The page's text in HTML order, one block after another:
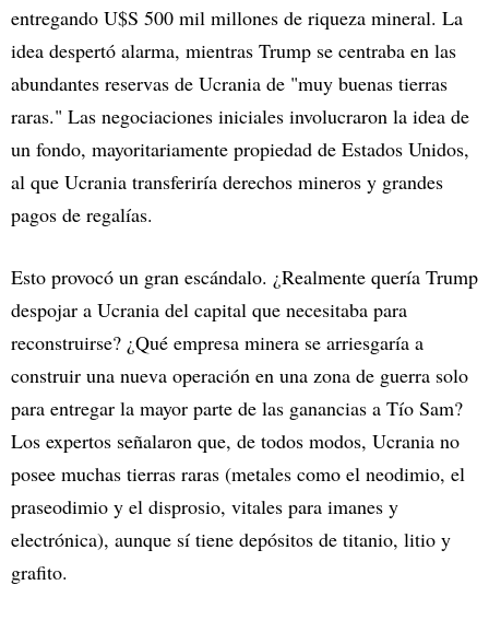
entregando U$S 500 mil millones de riqueza mineral. La
idea despertó alarma, mientras Trump se centraba en las
abundantes reservas de Ucrania de "muy buenas tierras
raras." Las negociaciones iniciales involucraron la idea de
un fondo, mayoritariamente propiedad de Estados Unidos,
al que Ucrania transferiría derechos mineros y grandes
pagos de regalías.
Esto provocó un gran escándalo. ¿Realmente quería Trump
despojar a Ucrania del capital que necesitaba para
reconstruirse? ¿Qué empresa minera se arriesgaría a
construir una nueva operación en una zona de guerra solo
para entregar la mayor parte de las ganancias a Tío Sam?
Los expertos señalaron que, de todos modos, Ucrania no
posee muchas tierras raras (metales como el neodimio, el
praseodimio y el disprosio, vitales para imanes y
electrónica), aunque sí tiene depósitos de titanio, litio y
grafito.